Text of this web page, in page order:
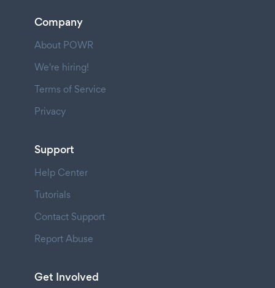
Company
About POWR
We're hiring!
Terms of Service
Privacy
Support
Help Center
Tutorials
Contact Support
Report Abuse
Get Involved